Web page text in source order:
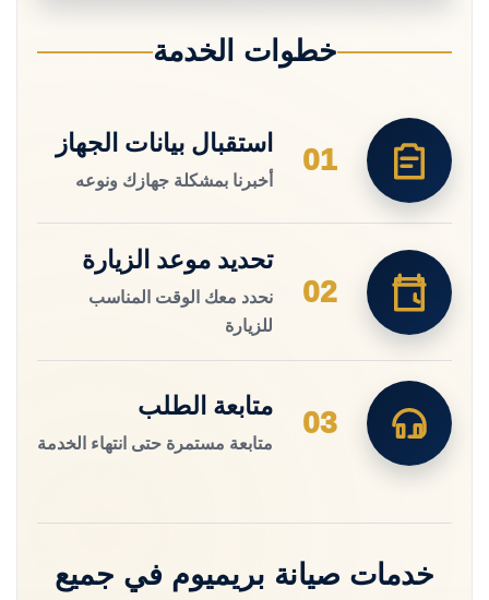
خطوات الخدمة
01
استقبال بيانات الجهاز
أخبرنا بمشكلة جهازك ونوعه
02
تحديد موعد الزيارة
نحدد معك الوقت المناسب
للزيارة
03
متابعة الطلب
متابعة مستمرة حتى انتهاء الخدمة
خدمات صيانة بريميوم في جميع